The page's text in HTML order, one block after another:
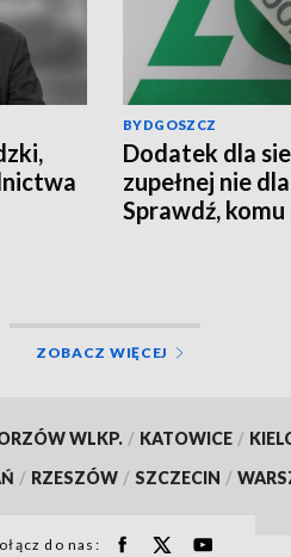
BYDGOSZCZ
Dodatek dla
zupełnej nie
Sprawdź,
ZOBACZ WIĘCEJ
WLKP. / KATOWICE /
/ RZESZÓW / SZCZECIN /
do nas: